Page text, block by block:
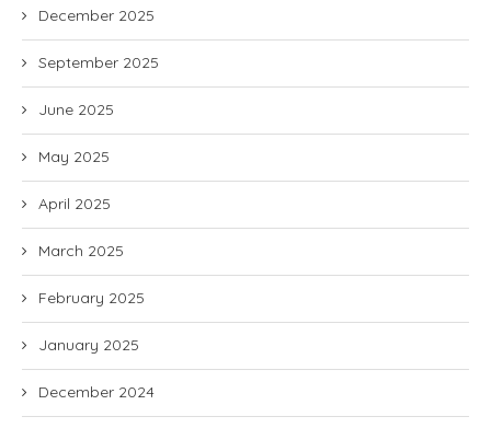
December 2025
September 2025
June 2025
May 2025
April 2025
March 2025
February 2025
January 2025
December 2024